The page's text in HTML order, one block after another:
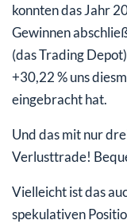
konnten das Jahr
Gewinnen
(das Trading
+30,22 % uns
eingebracht hat.
Und das mit nur
Verlusttrade!
Vielleicht ist das
spekulativen